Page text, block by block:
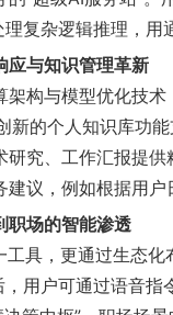
复杂逻辑推理，用
应与知识管理革新
架构与模型优化技
新的个人知识库功
研究、工作汇报提
议，例如根据用户
职场的智能渗透
工具，更通过生态
用户可通过语音指